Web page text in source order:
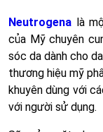
Neutrogena là
của Mỹ chuyên
sóc da dành cho
thương hiệu mỹ
khuyên dùng với
với người sử dụng.